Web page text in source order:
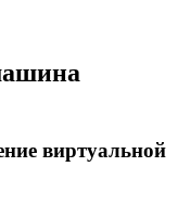
виртуальной